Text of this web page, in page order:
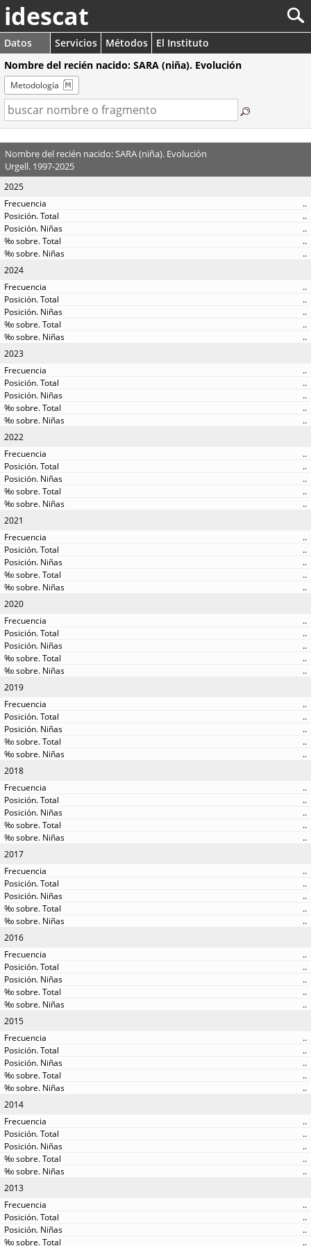
idescat
Datos Servicios Métodos
El Instituto
Nombre del recién nacido: SARA (niña). Evolución
Metodología
Nombre del recién nacido: SARA (niña). Evolución
Urgell. 1997-2025
2025
..
..
..
..
..
2024
..
..
..
..
..
2023
..
..
..
..
..
2022
..
..
..
..
..
2021
..
..
..
..
..
2020
..
..
..
..
..
2019
..
..
..
..
..
2018
..
..
..
..
..
2017
..
..
..
..
..
2016
..
..
..
..
..
2015
..
..
..
..
..
2014
..
..
..
..
..
2013
..
..
..
..